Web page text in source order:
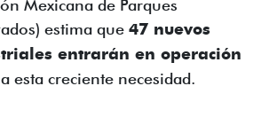
Mexicana de Parques
estima que 47 nuevos
entrarán en operación
esta creciente necesidad.